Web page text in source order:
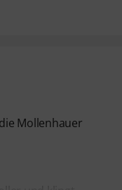
Mollenhauer